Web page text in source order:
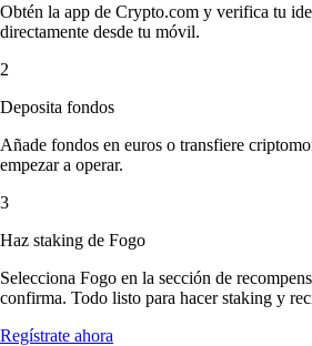
Obtén la app de Crypto.com y verifica tu
directamente desde tu móvil.
2
Deposita fondos
Añade fondos en euros o transfiere
empezar a operar.
3
Haz staking de Fogo
Selecciona Fogo en la sección de
confirma. Todo listo para hacer staking y
Regístrate ahora